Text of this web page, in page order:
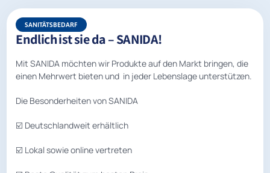
SANITÄTSBEDARF
Endlich ist sie da – SANIDA!
Mit SANIDA möchten wir Produkte auf den Markt bringen, die
einen Mehrwert bieten und in jeder Lebenslage unterstützen.
Die Besonderheiten von SANIDA
☑️ Deutschlandweit erhältlich
☑️ Lokal sowie online vertreten